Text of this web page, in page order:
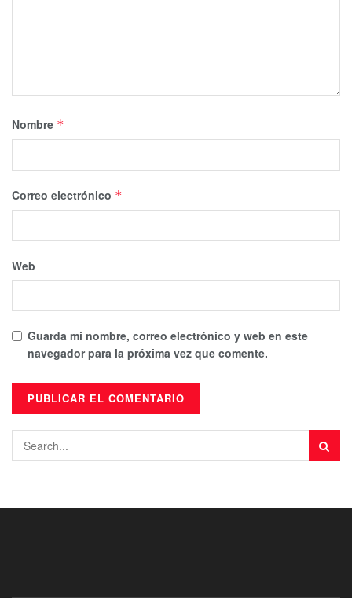
Nombre *
Correo electrónico *
Web
Guarda mi nombre, correo electrónico y web en este
navegador para la próxima vez que comente.